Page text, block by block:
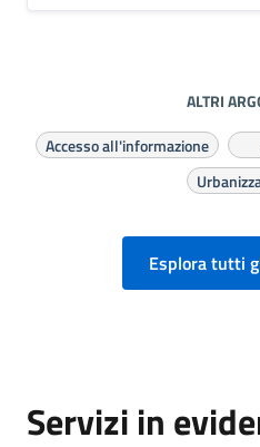
ALTRI
Accesso all'informazione
Esplora tutti
Servizi in